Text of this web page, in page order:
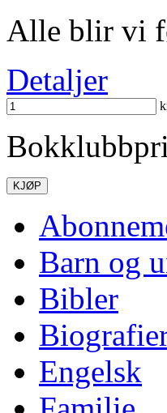
Alle blir vi
Detaljer
KJØP
Barn og
Bibler
Engelsk